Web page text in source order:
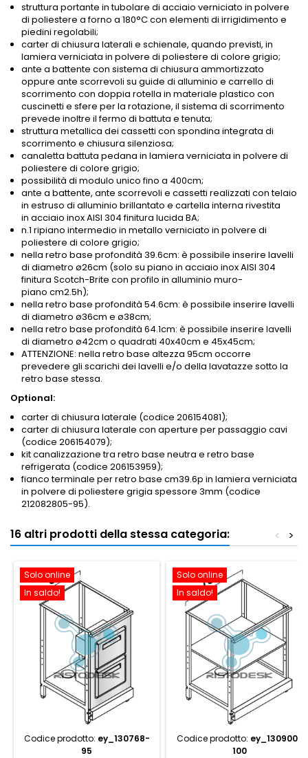
struttura portante in tubolare di acciaio verniciato in polvere
di poliestere a forno a 180°C con elementi di irrigidimento e
piedini regolabili;
carter di chiusura laterali e schienale, quando previsti, in
lamiera verniciata in polvere di poliestere di colore grigio;
ante a battente con sistema di chiusura ammortizzato
oppure ante scorrevoli su guide di alluminio e carrello di
scorrimento con doppia rotella in materiale plastico con
cuscinetti e sfere per la rotazione, il sistema di scorrimento
prevede inoltre il fermo di battuta e tenuta;
struttura metallica dei cassetti con spondina integrata di
scorrimento e chiusura silenziosa;
canaletta battuta pedana in lamiera verniciata in polvere di
poliestere di colore grigio;
possibilità di modulo unico fino a 400cm;
ante a battente, ante scorrevoli e cassetti realizzati con telaio
in estruso di alluminio brillantato e cartella interna rivestita
in acciaio inox AISI 304 finitura lucida BA;
n.1 ripiano intermedio in metallo verniciato in polvere di
poliestere di colore grigio;
nella retro base profondità 39.6cm: è possibile inserire lavelli
di diametro ø26cm (solo su piano in acciaio inox AISI 304
finitura Scotch-Brite con profilo in alluminio muro-
piano cm2.5h);
nella retro base profondità 54.6cm: è possibile inserire lavelli
di diametro ø36cm e ø38cm;
nella retro base profondità 64.1cm: è possibile inserire lavelli
di diametro ø42cm o quadrati 40x40cm e 45x45cm;
ATTENZIONE: nella retro base altezza 95cm occorre
prevedere gli scarichi dei lavelli e/o della lavatazze sotto la
retro base stessa.
Optional:
carter di chiusura laterale (codice 206154081);
carter di chiusura laterale con aperture per passaggio cavi
(codice 206154079);
kit canalizzazione tra retro base neutra e retro base
refrigerata (codice 206153959);
fianco terminale per retro base cm39.6p in lamiera verniciata
in polvere di poliestere grigia spessore 3mm (codice
212082805-95).
16 altri prodotti della stessa categoria: >
<
Solo online
In saldo!
Codice prodotto: ey_130768-
95
Solo online
In saldo!
Codice prodotto: ey_130900-
100